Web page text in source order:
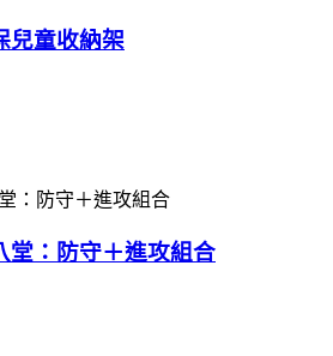
兒童收納架
堂：防守＋進攻組合